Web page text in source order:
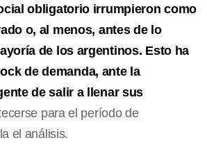
obligatorio irrumpieron como
o, al menos, antes de lo
de los argentinos. Esto ha
de demanda, ante la
de salir a llenar sus
para el período de
el análisis.